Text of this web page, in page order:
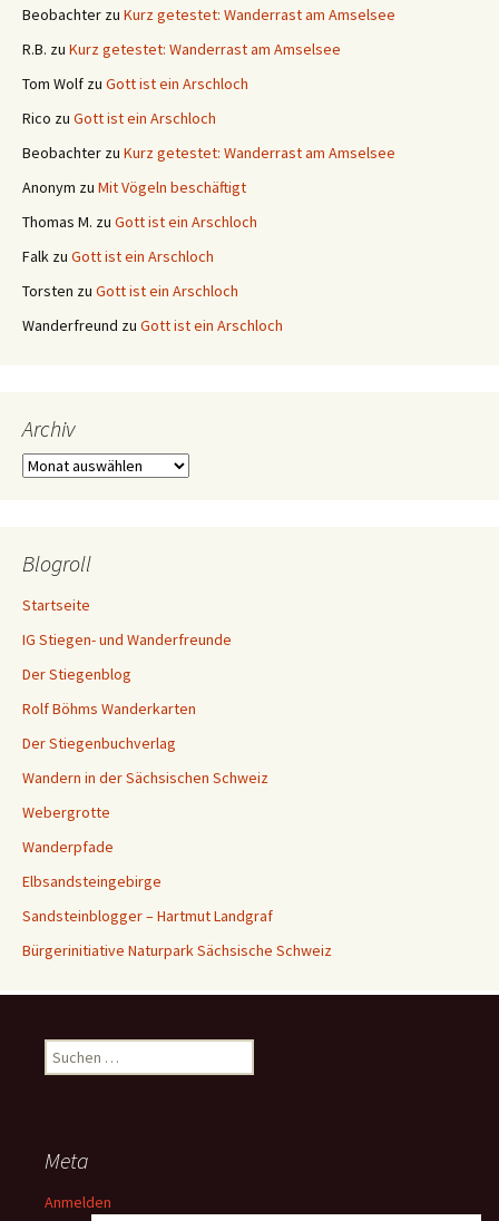
Beobachter zu Kurz getestet: Wanderrast am Amselsee
R.B. zu Kurz getestet: Wanderrast am Amselsee
Tom Wolf zu Gott ist ein Arschloch
Rico zu Gott ist ein Arschloch
Beobachter zu Kurz getestet: Wanderrast am Amselsee
Anonym zu Mit Vögeln beschäftigt
Thomas M. zu Gott ist ein Arschloch
Falk zu Gott ist ein Arschloch
Torsten zu Gott ist ein Arschloch
Wanderfreund zu Gott ist ein Arschloch
Archiv
Archiv
Blogroll
Startseite
IG Stiegen- und Wanderfreunde
Der Stiegenblog
Rolf Böhms Wanderkarten
Der Stiegenbuchverlag
Wandern in der Sächsischen Schweiz
Webergrotte
Wanderpfade
Elbsandsteingebirge
Sandsteinblogger – Hartmut Landgraf
Bürgerinitiative Naturpark Sächsische Schweiz
Suchen
nach:
Meta
Anmelden